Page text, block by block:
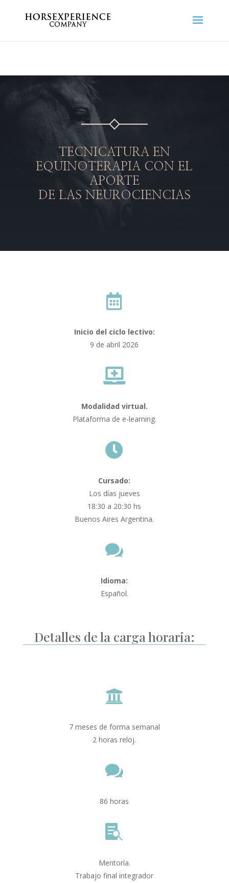
/home/royalmotors2017/public_html/horsexperience.com/wp-
content/uploads
TECNICATURA EN
EQUINOTERAPIA CON EL
APORTE
DE LAS NEUROCIENCIAS

Inicio del ciclo lectivo:
9 de abril 2026

Modalidad virtual.
Plataforma de e-learning.

Cursado:
Los días jueves
18:30 a 20:30 hs
Buenos Aires Argentina.

Idioma:
Español.
Detalles de la carga horaria:

7 meses de forma semanal
2 horas reloj.

86 horas

Mentoría.
Trabajo final integrador